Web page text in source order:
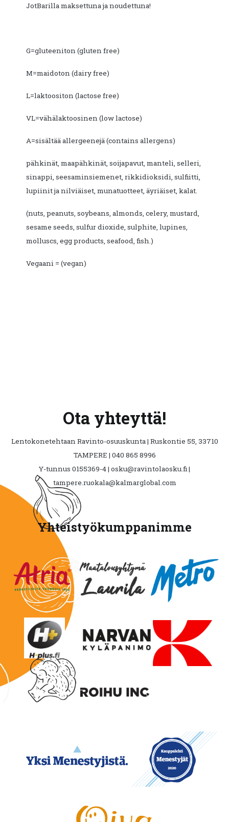
JotBarilla maksettuna ja noudettuna!
G=gluteeniton (gluten free)
M=maidoton (dairy free)
L=laktoositon (lactose free)
VL=vähälaktoosinen (low lactose)
A=sisältää allergeenejä (contains allergens)
pähkinät, maapähkinät, soijapavut, manteli, selleri,
sinappi, seesaminsiemenet, rikkidioksidi, sulfiitti,
lupiinit ja nilviäiset, munatuotteet, äyriäiset, kalat.
(nuts, peanuts, soybeans, almonds, celery, mustard,
sesame seeds, sulfur dioxide, sulphite, lupines,
molluscs, egg products, seafood, fish.)
Vegaani = (vegan)
Ota yhteyttä!
Lentokonetehtaan Ravinto-osuuskunta | Ruskontie 55, 33710
TAMPERE | 040 865 8996
Y-tunnus 0155369-4 | osku@ravintolaosku.fi |
tampere.ruokala@kalmarglobal.com
Yhteistyökumppanimme